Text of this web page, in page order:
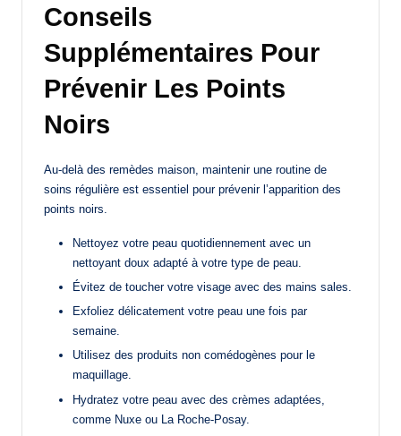
Conseils
Supplémentaires Pour
Prévenir Les Points
Noirs
Au-delà des remèdes maison, maintenir une routine de
soins régulière est essentiel pour prévenir l’apparition des
points noirs.
Nettoyez votre peau quotidiennement avec un
nettoyant doux adapté à votre type de peau.
Évitez de toucher votre visage avec des mains sales.
Exfoliez délicatement votre peau une fois par
semaine.
Utilisez des produits non comédogènes pour le
maquillage.
Hydratez votre peau avec des crèmes adaptées,
comme Nuxe ou La Roche-Posay.